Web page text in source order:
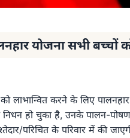
योजना सभी
को लाभान्वित करने के लिए
निधन हो चुका है, उनके पालन-
परिचित के परिवार में की